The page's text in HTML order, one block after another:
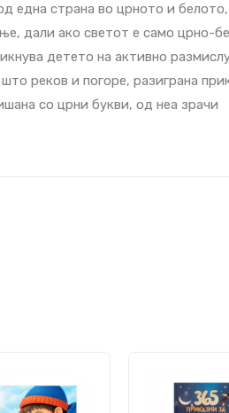
една страна во црното и
дали ако светот е само црно-
детето на активно
реков и погоре, разиграна
со црни букви, од неа зрачи